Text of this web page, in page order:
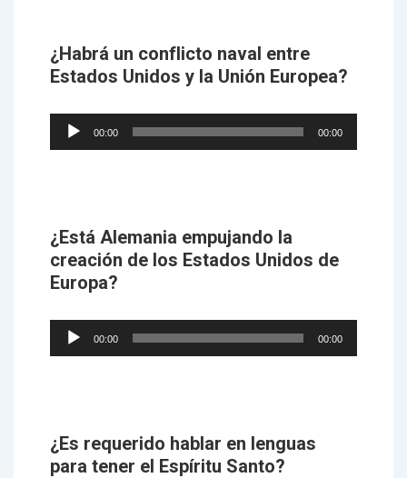
¿Habrá un conflicto naval entre
Estados Unidos y la Unión Europea?
Audio
Player
00:00 00:00
¿Está Alemania empujando la
creación de los Estados Unidos de
Europa?
Audio
Player
00:00 00:00
¿Es requerido hablar en lenguas
para tener el Espíritu Santo?